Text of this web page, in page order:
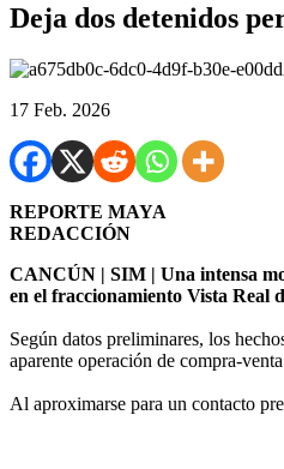
Deja dos detenidos
17 Feb. 2026
REPORTE MAYA
REDACCIÓN
CANCÚN | SIM | Una intensa
en el fraccionamiento Vista Real
Según datos preliminares, los
aparente operación de compra-
Al aproximarse para un contacto